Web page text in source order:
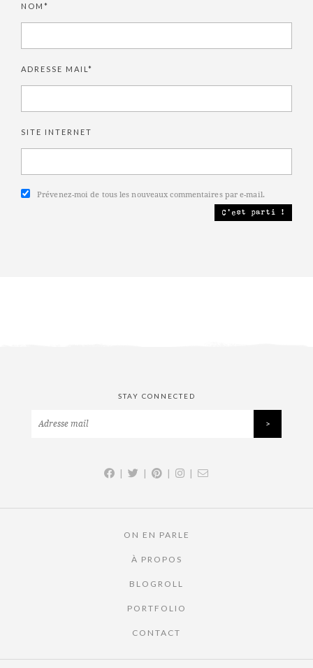
NOM*
ADRESSE MAIL*
SITE INTERNET
Prévenez-moi de tous les nouveaux commentaires par e-mail.
STAY CONNECTED
| | | |
ON EN PARLE
À PROPOS
BLOGROLL
PORTFOLIO
CONTACT